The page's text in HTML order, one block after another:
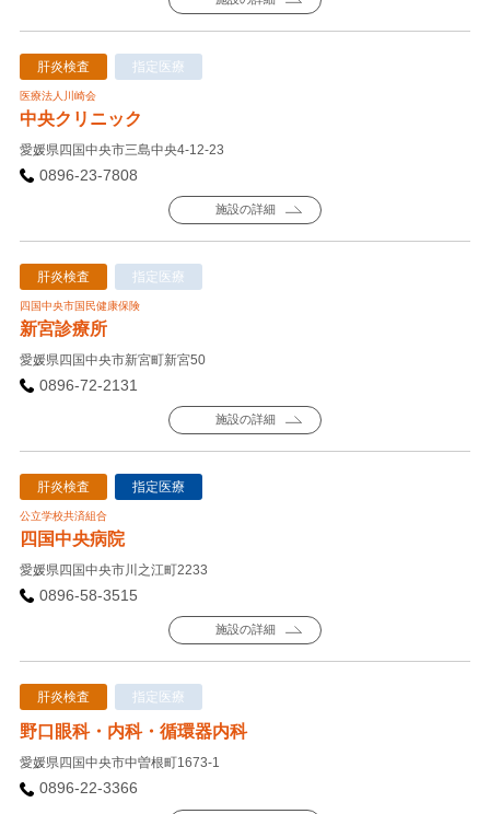
肝炎検査 指定医療
医療法人川崎会
中央クリニック
愛媛県四国中央市三島中央4-12-23
0896-23-7808
施設の詳細
肝炎検査 指定医療
四国中央市国民健康保険
新宮診療所
愛媛県四国中央市新宮町新宮50
0896-72-2131
施設の詳細
肝炎検査 指定医療
公立学校共済組合
四国中央病院
愛媛県四国中央市川之江町2233
0896-58-3515
施設の詳細
肝炎検査 指定医療
野口眼科・内科・循環器内科
愛媛県四国中央市中曽根町1673-1
0896-22-3366